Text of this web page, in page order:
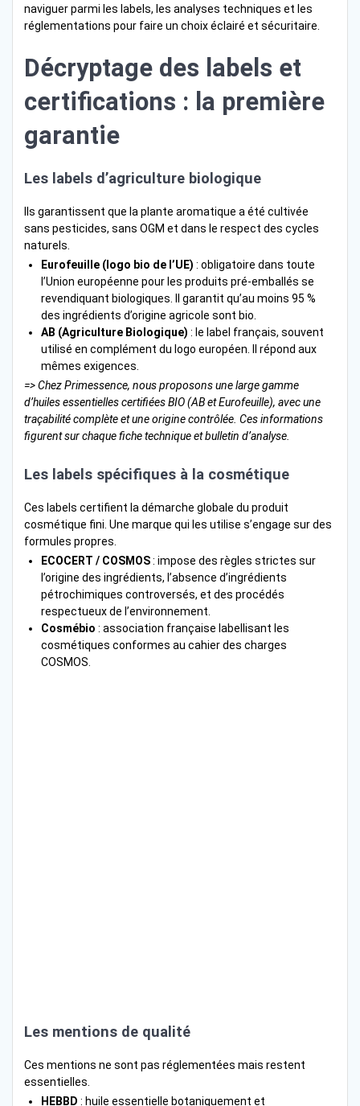
naviguer parmi les labels, les analyses techniques et les
réglementations pour faire un choix éclairé et sécuritaire.
Décryptage des labels et
certifications : la première
garantie
Les labels d’agriculture biologique
Ils garantissent que la plante aromatique a été cultivée
sans pesticides, sans OGM et dans le respect des cycles
naturels.
Eurofeuille (logo bio de l’UE) : obligatoire dans toute
l’Union européenne pour les produits pré-emballés se
revendiquant biologiques. Il garantit qu’au moins 95 %
des ingrédients d’origine agricole sont bio.
AB (Agriculture Biologique) : le label français, souvent
utilisé en complément du logo européen. Il répond aux
mêmes exigences.
=> Chez Primessence, nous proposons une large gamme
d’huiles essentielles certifiées BIO (AB et Eurofeuille), avec une
traçabilité complète et une origine contrôlée. Ces informations
figurent sur chaque fiche technique et bulletin d’analyse.
Les labels spécifiques à la cosmétique
Ces labels certifient la démarche globale du produit
cosmétique fini. Une marque qui les utilise s’engage sur des
formules propres.
ECOCERT / COSMOS: impose des règles strictes sur
l’origine des ingrédients, l’absence d’ingrédients
pétrochimiques controversés, et des procédés
respectueux de l’environnement.
Cosmébio : association française labellisant les
cosmétiques conformes au cahier des charges
COSMOS.
Les mentions de qualité
Ces mentions ne sont pas réglementées mais restent
essentielles.
HEBBD : huile essentielle botaniquement et